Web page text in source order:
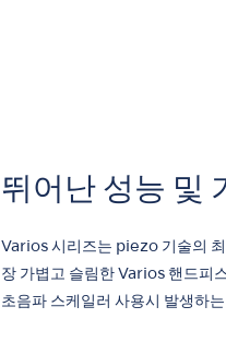
뛰어난 성능
Varios 시리즈는 piezo 기술의
장 가볍고 슬림한 Varios 핸드피
초음파 스케일러 사용시 발생하